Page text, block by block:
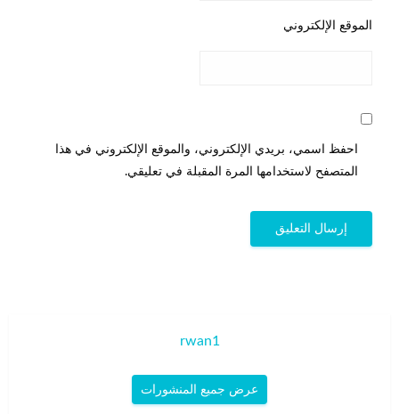
الموقع الإلكتروني
احفظ اسمي، بريدي الإلكتروني، والموقع الإلكتروني في هذا
المتصفح لاستخدامها المرة المقبلة في تعليقي.
rwan1
عرض جميع المنشورات